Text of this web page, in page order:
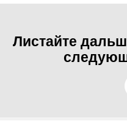
Листайте